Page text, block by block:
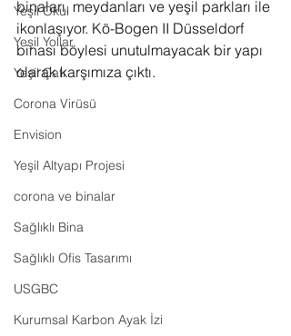
Yeşil Okul
Yeşil Yollar
Yeşil Çatı
Corona Virüsü
Envision
Yeşil Altyapı Projesi
corona ve binalar
Sağlıklı Bina
Sağlıklı Ofis Tasarımı
USGBC
Kurumsal Karbon Ayak İzi
binaları, meydanları ve yeşil parkları ile
ikonlaşıyor. Kö-Bogen II Düsseldorf
binası böylesi unutulmayacak bir yapı
olarak karşımıza çıktı.